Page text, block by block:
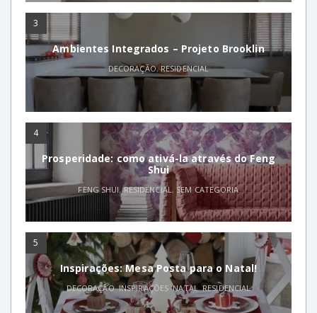
3
Ambientes Integrados – Projeto Brooklin
DECORAÇÃO,RESIDENCIAL
4
Prosperidade: como ativá-la através do Feng
Shui
FENG SHUI,RESIDENCIAL ,SEM CATEGORIA
5
Inspirações: Mesa Posta para o Natal!
DECORAÇÃO,INSPIRAÇÕES ,NATAL,RESIDENCIAL